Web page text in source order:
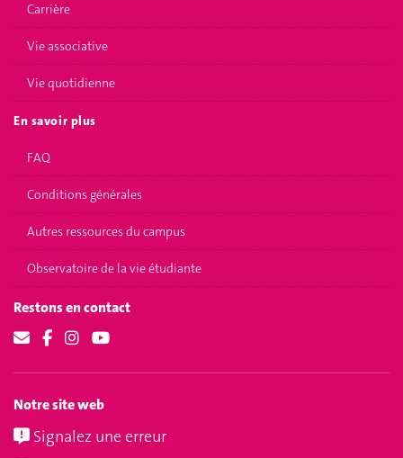
Carrière
Vie associative
Vie quotidienne
En savoir plus
FAQ
Conditions générales
Autres ressources du campus
Observatoire de la vie étudiante
Restons en contact
Notre site web
Signalez une erreur